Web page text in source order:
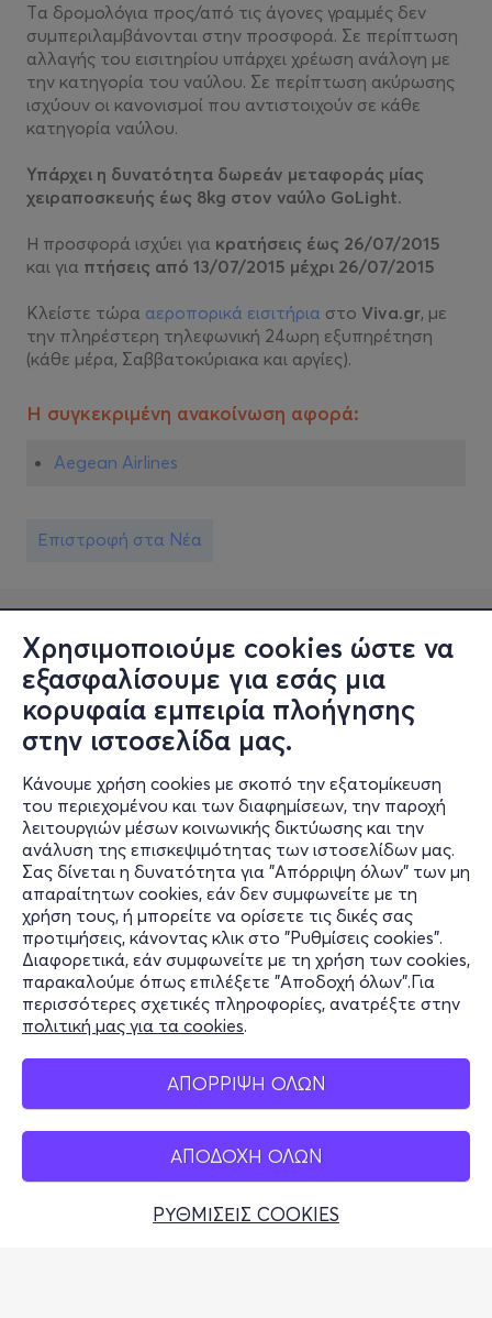
Χρησιμοποιούμε cookies ώστε να
εξασφαλίσουμε για εσάς μια
κορυφαία εμπειρία πλοήγησης
στην ιστοσελίδα μας.
Κάνουμε χρήση cookies με σκοπό την εξατομίκευση
του περιεχομένου και των διαφημίσεων, την παροχή
λειτουργιών μέσων κοινωνικής δικτύωσης και την
ανάλυση της επισκεψιμότητας των ιστοσελίδων μας.
Σας δίνεται η δυνατότητα για "Απόρριψη όλων" των μη
απαραίτητων cookies, εάν δεν συμφωνείτε με τη
χρήση τους, ή μπορείτε να ορίσετε τις δικές σας
προτιμήσεις, κάνοντας κλικ στο "Ρυθμίσεις cookies".
Διαφορετικά, εάν συμφωνείτε με τη χρήση των cookies,
παρακαλούμε όπως επιλέξετε "Αποδοχή όλων".Για
περισσότερες σχετικές πληροφορίες, ανατρέξτε στην
πολιτική μας για τα cookies.
ΑΠΟΡΡΙΨΗ ΟΛΩΝ
ΑΠΟΔΟΧΗ ΟΛΩΝ
ΡΥΘΜΙΣΕΙΣ COOKIES
Tα δρομολόγια προς/από τις άγονες γραμμές δεν
συμπεριλαμβάνονται στην προσφορά. Σε περίπτωση
αλλαγής του εισιτηρίου υπάρχει χρέωση ανάλογη με
την κατηγορία του ναύλου. Σε περίπτωση ακύρωσης
ισχύουν οι κανονισμοί που αντιστοιχούν σε κάθε
κατηγορία ναύλου.
Υπάρχει η δυνατότητα δωρεάν μεταφοράς μίας
χειραποσκευής έως 8kg στον ναύλο GoLight.
Η προσφορά ισχύει για κρατήσεις έως 26/07/2015
και για πτήσεις από 13/07/2015 μέχρι 26/07/2015
Κλείστε τώρα αεροπορικά εισιτήρια στο Viva.gr, με
την πληρέστερη τηλεφωνική 24ωρη εξυπηρέτηση
(κάθε μέρα, Σαββατοκύριακα και αργίες).
Η συγκεκριμένη ανακοίνωση αφορά:
Aegean Airlines
Επιστροφή στα Νέα
Φυσικά σημεία
Πληροφορίες
Υποστήριξη
Stay Connected
Mobile app